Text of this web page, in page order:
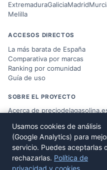
ExtremaduraGaliciaMadrid
Melilla
ACCESOS DIRECTOS
La más barata de España
Comparativa por marcas
Ranking por comunidad
Guía de uso
SOBRE EL PROYECTO
Acerca de
Datos del Ministerio MITERD
Desarrollado porVíctor
Usamos cookies de análisis
(Google Analytics) para
servicio. Puedes aceptarlas
rechazarlas. Política de
privacidad y cookies